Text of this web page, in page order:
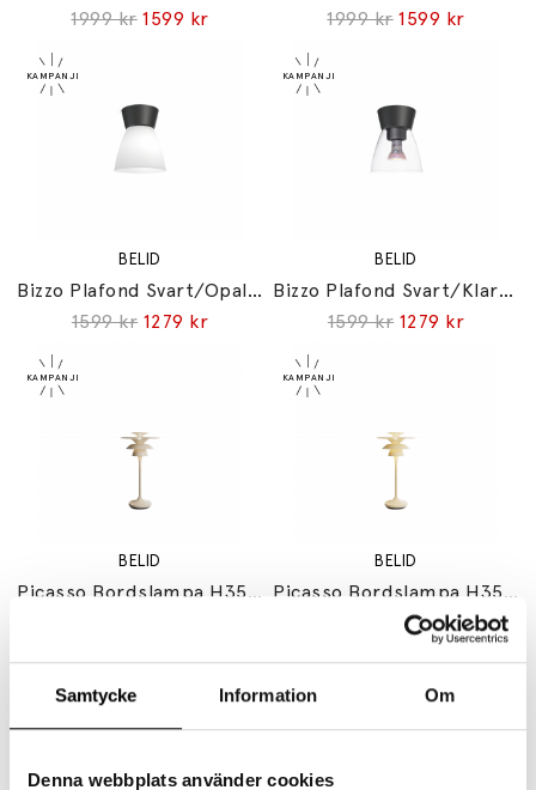
Samtycke Information Om
Denna webbplats använder cookies
1999 kr 1599 kr
1999 kr 1599 kr
BELID
Bizzo Plafond Svart/Opalglas IP21
1599 kr 1279 kr
BELID
Bizzo Plafond Svart/Klarglas IP21
1599 kr 1279 kr
BELID
Picasso Bordslampa H35cm Nougat
BELID
Picasso Bordslampa H35cm Ljus Honung
2799 kr